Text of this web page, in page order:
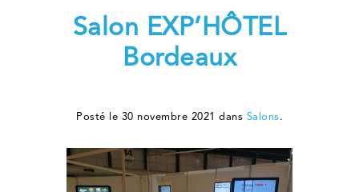
Salon EXP’HÔTEL
Bordeaux
Posté le 30 novembre 2021 dans Salons .